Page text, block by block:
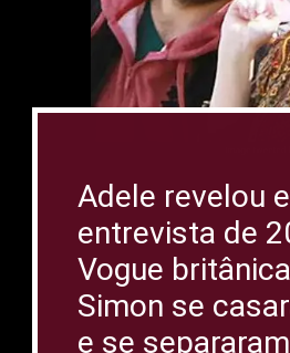
Adele revelou
entrevista de
Vogue
Simon se
e se